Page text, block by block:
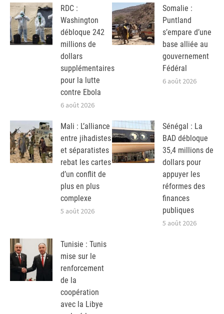
RDC :
Washington
débloque 242
millions de
dollars
supplémentaires
pour la lutte
contre Ebola
6 août 2026
Somalie :
Puntland
s’empare d’une
base alliée au
gouvernement
Fédéral
6 août 2026
Mali : L’alliance
entre jihadistes
et séparatistes
rebat les cartes
d’un conflit de
plus en plus
complexe
5 août 2026
Sénégal : La
BAD débloque
35,4 millions de
dollars pour
appuyer les
réformes des
finances
publiques
5 août 2026
Tunisie : Tunis
mise sur le
renforcement
de la
coopération
avec la Libye